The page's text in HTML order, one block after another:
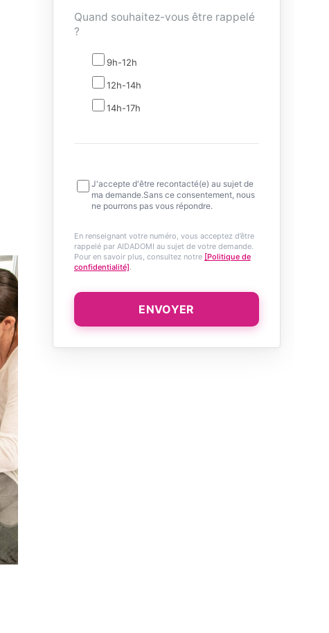
Quand souhaitez-vous être rappelé
?
9h-12h
12h-14h
14h-17h
J'accepte d'être recontacté(e) au sujet de
ma demande.Sans ce consentement, nous
ne pourrons pas vous répondre.
En renseignant votre numéro, vous acceptez d’être
rappelé par AIDADOMI au sujet de votre demande.
Pour en savoir plus, consultez notre [Politique de
confidentialité]